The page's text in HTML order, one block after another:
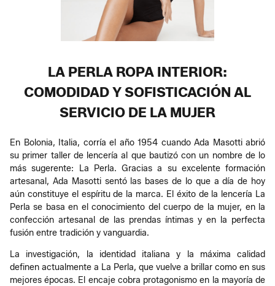
LA PERLA ROPA INTERIOR:
COMODIDAD Y SOFISTICACIÓN AL
SERVICIO DE LA MUJER
En Bolonia, Italia, corría el año 1954 cuando Ada Masotti abrió
su primer taller de lencería al que bautizó con un nombre de lo
más sugerente: La Perla. Gracias a su excelente formación
artesanal, Ada Masotti sentó las bases de lo que a día de hoy
aún constituye el espíritu de la marca. El éxito de la lencería La
Perla se basa en el conocimiento del cuerpo de la mujer, en la
confección artesanal de las prendas íntimas y en la perfecta
fusión entre tradición y vanguardia.
La investigación, la identidad italiana y la máxima calidad
definen actualmente a La Perla, que vuelve a brillar como en sus
mejores épocas. El encaje cobra protagonismo en la mayoría de